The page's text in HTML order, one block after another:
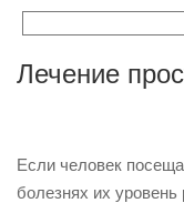
Лечение
Если человек
болезнях их